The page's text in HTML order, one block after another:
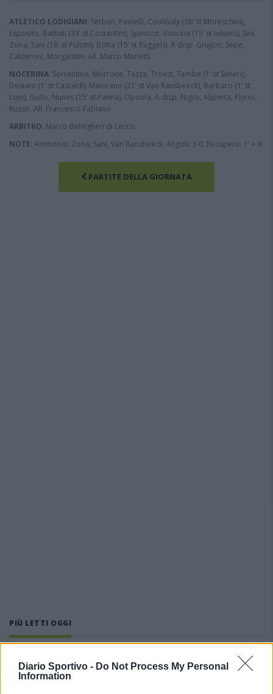
Diario Sportivo - Do Not Process My Personal
Information
ATLETICO LODIGIANI: Serban, Paolelli, Coulibaly (38’ st Moreschini),
Esposito, Battisti (33’ st Costantini), Spinozzi, Voncina (15’ st Iuliano), Sini,
Zona, Sani (18’ st Pulcini), Botta (15’ st Ruggeri). A disp. Grujicic, Sepe,
Calderoni, Morgantini. All. Marco Mariotti
NOCERINA: Sorrentino, Morrone, Tazza, Troest, Tembe (1’ st Simeri),
Desiato (1’ st Castaldi), Maiorano (21’ st Van Ransbeeck), Barbaro (1’ st
Lupi), Guifo, Nunes (15’ st Palma), Opoola, A disp. Nigro, Aliperta, Florio,
Russo. All. Francesco Fabiano
ARBITRO: Marco Belingheri di Lecco.
NOTE: Ammoniti: Zona, Sani, Van Ransbeeck. Angoli: 3-0. Recupero: 1’ + 4’
PARTITE DELLA GIORNATA
PIÙ LETTI OGGI
Coppa Italia: l'arbitro Gabriele Sari di
Alghero dirige la finale Iglesias-Tempio